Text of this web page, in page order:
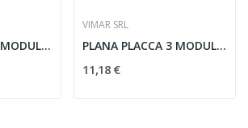
PLACCA PLANA 7 MODULI AVORIO - VIMAR 14657.02
VIMAR SRL
PLANA PLACCA 3 MODULI ORO OPACO - VIMAR 14653.25
11,18 €